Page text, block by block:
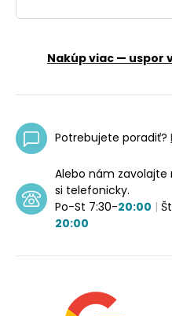
Nakúp viac — uspor
Potrebujete poradiť?
Alebo nám zavolajte
si telefonicky.
Po-St 7:30-20:00 |
20:00